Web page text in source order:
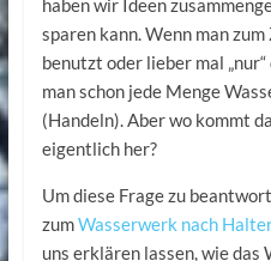
haben wir Ideen
sparen kann. Wenn man
benutzt oder lieber mal
man schon jede Menge
(Handeln). Aber wo kommt
eigentlich her?
Um diese Frage zu
zumWasserwerk nach
uns erklären lassen, wie das